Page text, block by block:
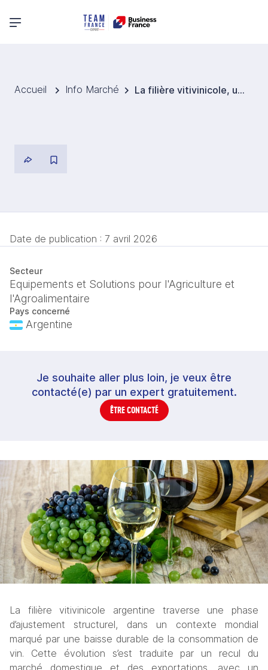
Menu principal
Accueil Info Marché La filière vitivinicole, un secteur porteur d’opportunités en Argentine
Date de publication : 7 avril 2026
Secteur
Equipements et Solutions pour l'Agriculture et
l'Agroalimentaire
Pays concerné
Argentine
Je souhaite aller plus loin, je veux être
contacté(e) par un expert gratuitement.
ÊTRE CONTACTÉ
La filière vitivinicole argentine traverse une phase
d’ajustement structurel, dans un contexte mondial
marqué par une baisse durable de la consommation de
vin. Cette évolution s’est traduite par un recul du